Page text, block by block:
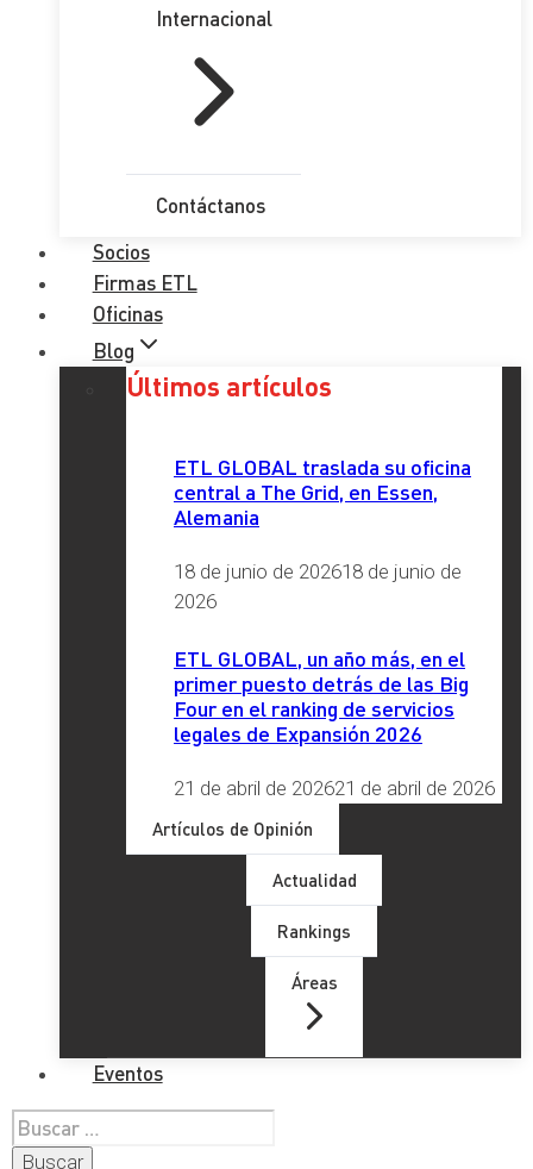
Internacional
Contáctanos
Socios
Firmas ETL
Oficinas
Blog
Últimos artículos
ETL GLOBAL traslada su oficina
central a The Grid, en Essen,
Alemania
18 de junio de 202618 de junio de
2026
ETL GLOBAL, un año más, en el
primer puesto detrás de las Big
Four en el ranking de servicios
legales de Expansión 2026
21 de abril de 202621 de abril de 2026
Artículos de Opinión
Actualidad
Rankings
Áreas
Eventos
Buscar: